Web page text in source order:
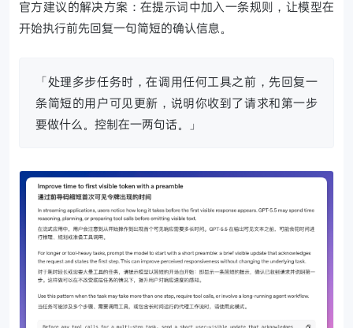
官方建议的解决方案：在提示词中加入一条规则，让模型在
开始执行前先回复一句简短的确认信息。
「处理多步任务时，在调用任何工具之前，先回复一
条简短的用户可见更新，说明你收到了请求和第一步
要做什么。控制在一两句话。」